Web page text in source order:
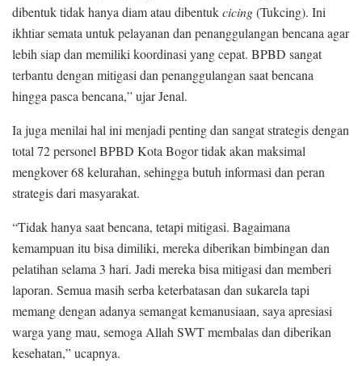
dibentuk tidak hanya diam atau dibentukcicing(Tukcing). Ini
ikhtiar semata untuk pelayanan dan penanggulangan bencana agar
lebih siap dan memiliki koordinasi yang cepat. BPBD sangat
terbantu dengan mitigasi dan penanggulangan saat bencana
hingga pasca bencana,” ujar Jenal.
Ia juga menilai hal ini menjadi penting dan sangat strategis dengan
total 72 personel BPBD Kota Bogor tidak akan maksimal
mengkover 68 kelurahan, sehingga butuh informasi dan peran
strategis dari masyarakat.
“Tidak hanya saat bencana, tetapi mitigasi. Bagaimana
kemampuan itu bisa dimiliki, mereka diberikan bimbingan dan
pelatihan selama 3 hari. Jadi mereka bisa mitigasi dan memberi
laporan. Semua masih serba keterbatasan dan sukarela tapi
memang dengan adanya semangat kemanusiaan, saya apresiasi
warga yang mau, semoga Allah SWT membalas dan diberikan
kesehatan,” ucapnya.